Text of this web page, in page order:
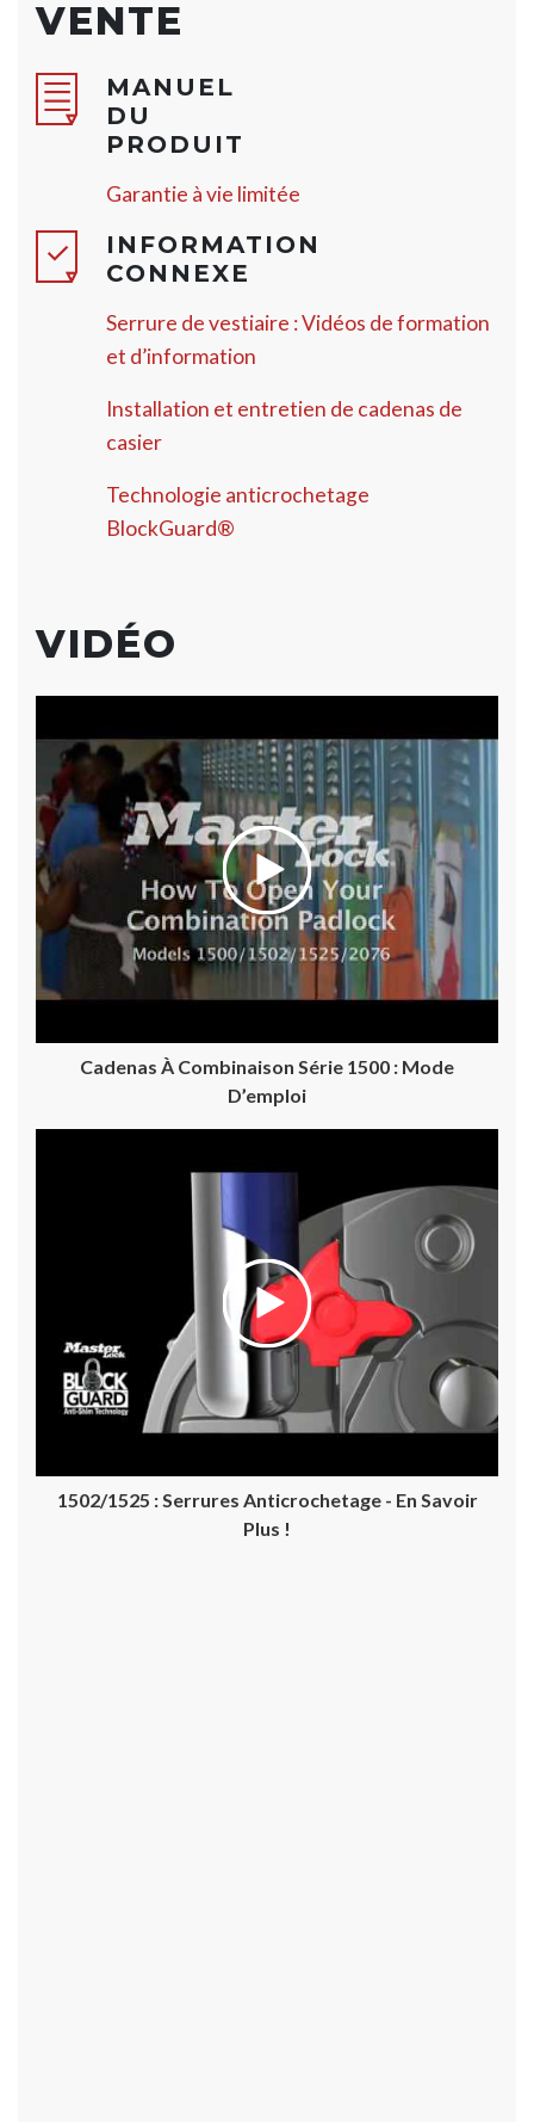
VENTE
MANUEL
DU
PRODUIT
Garantie à vie limitée
INFORMATION
CONNEXE
Serrure de vestiaire : Vidéos de formation
et d’information
Installation et entretien de cadenas de
casier
Technologie anticrochetage
BlockGuard®
VIDÉO
Cadenas À Combinaison Série 1500 : Mode
D’emploi
1502/1525 : Serrures Anticrochetage - En Savoir
Plus !